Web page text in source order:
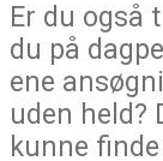
Er du også
du på
ene
uden held?
kunne